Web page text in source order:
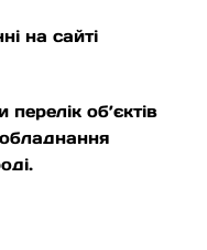
на сайті
об’єктів